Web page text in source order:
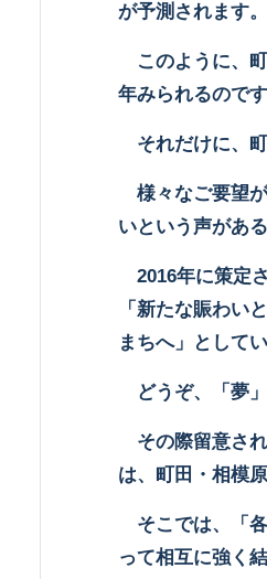
が予測されます。
このように、
年みられるのです
それだけに、町
様々なご要望
いという声があ
2016年に策定
「新たな賑わい
まちへ」として
どうぞ、「夢」
その際留意さ
は、町田・相模
そこでは、「
って相互に強く